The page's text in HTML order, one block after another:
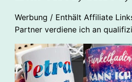
Werbung / Enthält Affiliate
Partner verdiene ich an